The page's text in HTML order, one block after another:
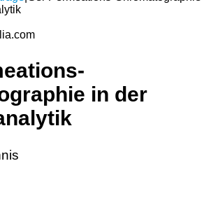
in der